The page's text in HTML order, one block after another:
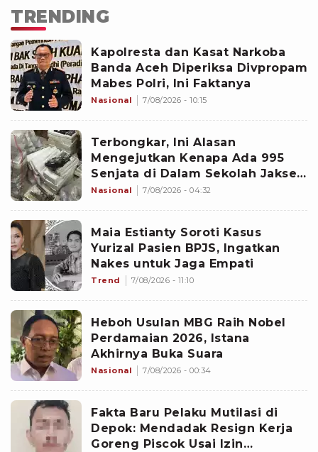
TRENDING
Kapolresta dan Kasat Narkoba
Banda Aceh Diperiksa Divpropam
Mabes Polri, Ini Faktanya
Nasional 7/08/2026 - 10:15
Terbongkar, Ini Alasan
Mengejutkan Kenapa Ada 995
Senjata di Dalam Sekolah Jaksel
Sejak 2020
Nasional 7/08/2026 - 04:32
Maia Estianty Soroti Kasus
Yurizal Pasien BPJS, Ingatkan
Nakes untuk Jaga Empati
Trend 7/08/2026 - 11:10
Heboh Usulan MBG Raih Nobel
Perdamaian 2026, Istana
Akhirnya Buka Suara
Nasional 7/08/2026 - 00:34
Fakta Baru Pelaku Mutilasi di
Depok: Mendadak Resign Kerja
Goreng Piscok Usai Izin